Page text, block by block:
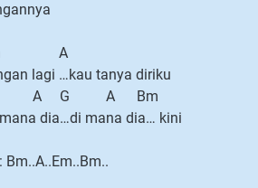
A
lagi …kau tanya diriku
A G A Bm
dia…di mana dia… kini
Bm..A..Em..Bm..